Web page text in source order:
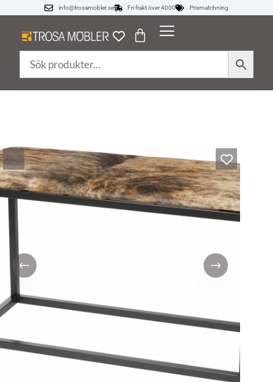
info@trosamobler.se Fri frakt över 4000 Prismatchning